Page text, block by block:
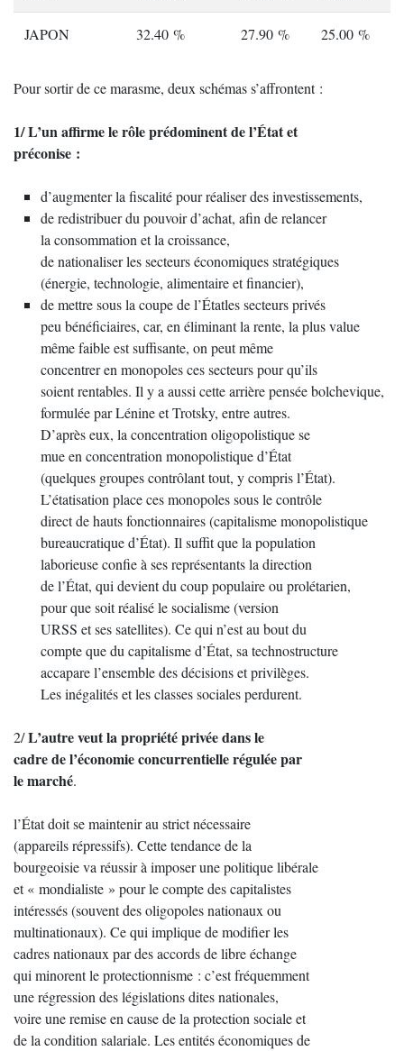
JAPON 32.40 % 27.90 % 25.00 %
Pour sortir de ce marasme, deux schémas s’affrontent :
1/ L’un affirme le rôle prédominent de l’État et
préconise :
d’augmenter la fiscalité pour réaliser des investissements,
de redistribuer du pouvoir d’achat, afin de relancer
la consommation et la croissance,
de nationaliser les secteurs économiques stratégiques
(énergie, technologie, alimentaire et financier),
de mettre sous la coupe de l’Étatles secteurs privés
peu bénéficiaires, car, en éliminant la rente, la plus value
même faible est suffisante, on peut même
concentrer en monopoles ces secteurs pour qu’ils
soient rentables. Il y a aussi cette arrière pensée bolchevique,
formulée par Lénine et Trotsky, entre autres.
D’après eux, la concentration oligopolistique se
mue en concentration monopolistique d’État
(quelques groupes contrôlant tout, y compris l’État).
L’étatisation place ces monopoles sous le contrôle
direct de hauts fonctionnaires (capitalisme monopolistique
bureaucratique d’État). Il suffit que la population
laborieuse confie à ses représentants la direction
de l’État, qui devient du coup populaire ou prolétarien,
pour que soit réalisé le socialisme (version
URSS et ses satellites). Ce qui n’est au bout du
compte que du capitalisme d’État, sa technostructure
accapare l’ensemble des décisions et privilèges.
Les inégalités et les classes sociales perdurent.
2/L’autre veut la propriété privée dans le
cadre de l’économie concurrentielle régulée par
le marché.
l’État doit se maintenir au strict nécessaire
(appareils répressifs). Cette tendance de la
bourgeoisie va réussir à imposer une politique libérale
et « mondialiste » pour le compte des capitalistes
intéressés (souvent des oligopoles nationaux ou
multinationaux). Ce qui implique de modifier les
cadres nationaux par des accords de libre échange
qui minorent le protectionnisme : c’est fréquemment
une régression des législations dites nationales,
voire une remise en cause de la protection sociale et
de la condition salariale. Les entités économiques de